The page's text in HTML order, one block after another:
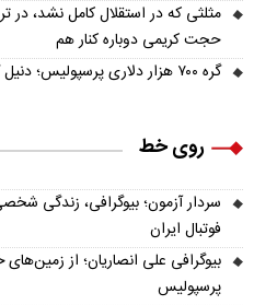
مثلثی که در استقلال کامل نشد، در
حجت کریمی دوباره کنار هم
گره ۷۰۰ هزار دلاری پرسپولیس؛ دنیل گرا برای فسخ چقدر پول می‌خواهد؟
روی خط
سردار آزمون؛ بیوگرافی، زندگی
فوتبال ایران
بیوگرافی علی انصاریان؛ از
پرسپولیس